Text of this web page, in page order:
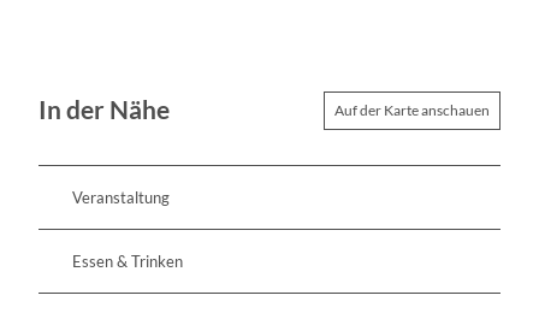
In der Nähe Auf der Karte anschauen
Veranstaltung
Essen & Trinken